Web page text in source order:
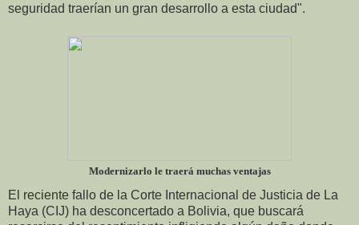
seguridad traerían un gran desarrollo a esta ciudad".
Modernizarlo le traerá muchas ventajas
El reciente fallo de la Corte Internacional de Justicia de La
Haya (CIJ) ha desconcertado a Bolivia, que buscará